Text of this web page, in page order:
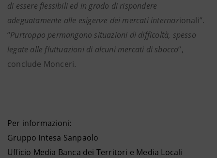
di essere flessibili ed in grado di rispondere
adeguatamente alle esigenze dei mercati internazionali”.
“Purtroppo permangono situazioni di difficoltà, spesso
legate alle fluttuazioni di alcuni mercati di sbocco”,
conclude Monceri.
Per informazioni:
Gruppo Intesa Sanpaolo
Ufficio Media Banca dei Territori e Media Locali